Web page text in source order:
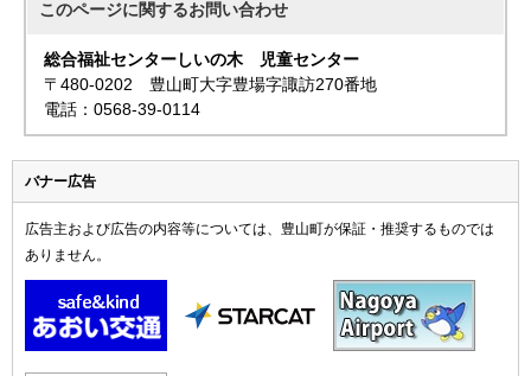
このページに関するお問い合わせ
総合福祉センターしいの木 児童センター
〒480-0202 豊山町大字豊場字諏訪270番地
電話：0568-39-0114
バナー広告
広告主および広告の内容等については、豊山町が保証・推奨するものでは
ありません。